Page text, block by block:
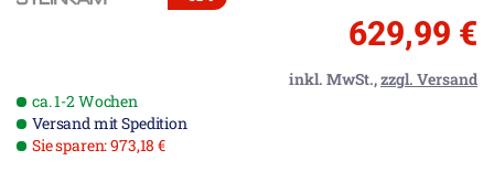
629,99 €
inkl. MwSt.,zzgl. Versand
ca. 1-2 Wochen
Versand mit Spedition
Sie sparen: 973,18 €